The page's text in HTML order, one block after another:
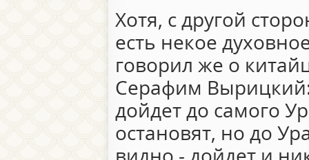
Хотя, с другой
есть некое
говорил же о
Серафим
дойдет до самого
остановят, но до